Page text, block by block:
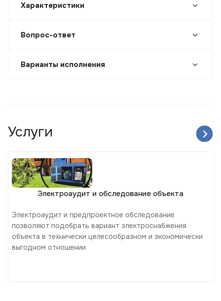
Характеристики
Вопрос-ответ
Варианты исполнения
Услуги
Электроаудит и обследование объекта
Электроаудит и предпроектное обследование
позволяют подобрать вариант электроснабжения
объекта в технически целесообразном и экономически
выгодном отношении